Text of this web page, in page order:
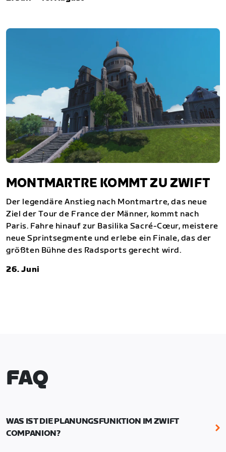
MONTMARTRE KOMMT ZU ZWIFT
Der legendäre Anstieg nach Montmartre, das neue
Ziel der Tour de France der Männer, kommt nach
Paris. Fahre hinauf zur Basilika Sacré-Cœur, meistere
neue Sprintsegmente und erlebe ein Finale, das der
größten Bühne des Radsports gerecht wird.
26. Juni
FAQ
WAS IST DIE PLANUNGSFUNKTION IM ZWIFT
COMPANION?